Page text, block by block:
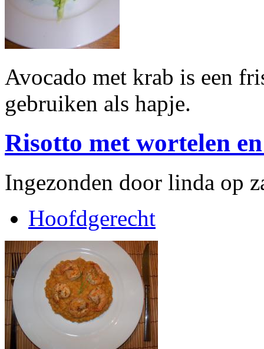
Avocado met krab is een
gebruiken als hapje.
Risotto met wortelen
Ingezonden door linda op
Hoofdgerecht